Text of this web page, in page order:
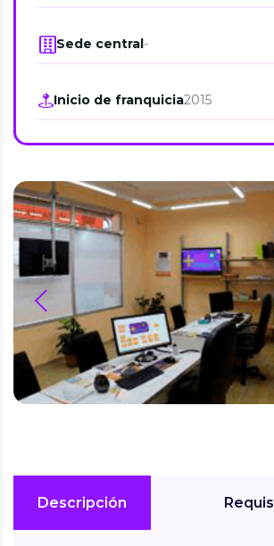
Sede central-
Inicio de franquicia2015
prev
Descripción